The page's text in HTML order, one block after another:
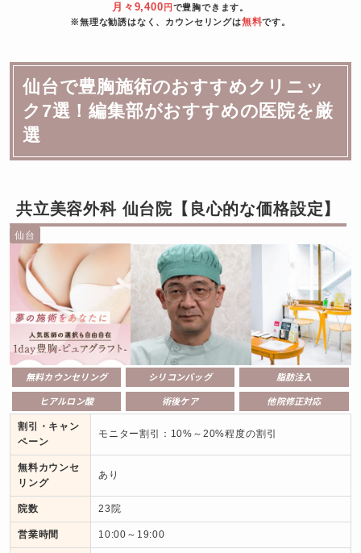
月々9,400 円 で豊胸できます。
※無理な勧誘はなく、カウンセリングは無料です。
仙台で豊胸施術のおすすめクリニッ
ク7選！編集部がおすすめの医院を厳
選
共立美容外科 仙台院【良心的な価格設定】
仙台
無料カウンセリング シリコンバッグ
脂肪注入
ヒアルロン酸
術後ケア 他院修正対応
割引・キャン
ペーン
モニター割引：10%～20%程度の割引
無料カウンセ
リング
あり
院数 23院
営業時間 10:00～19:00